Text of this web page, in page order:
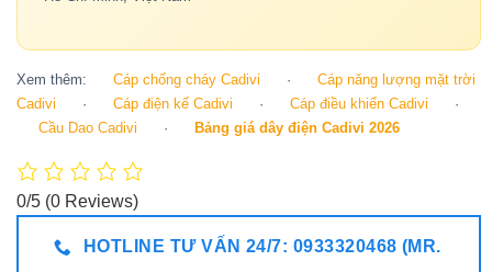
Xem thêm: Cáp chống cháy Cadivi ·
Cáp năng lượng mặt trời
Cadivi
· Cáp điện kế Cadivi · Cáp điều khiển Cadivi
·
Cầu Dao Cadivi
· Bảng giá dây điện Cadivi 2026
0/5 (0 Reviews)
HOTLINE TƯ VẤN 24/7: 0933320468 (MR.